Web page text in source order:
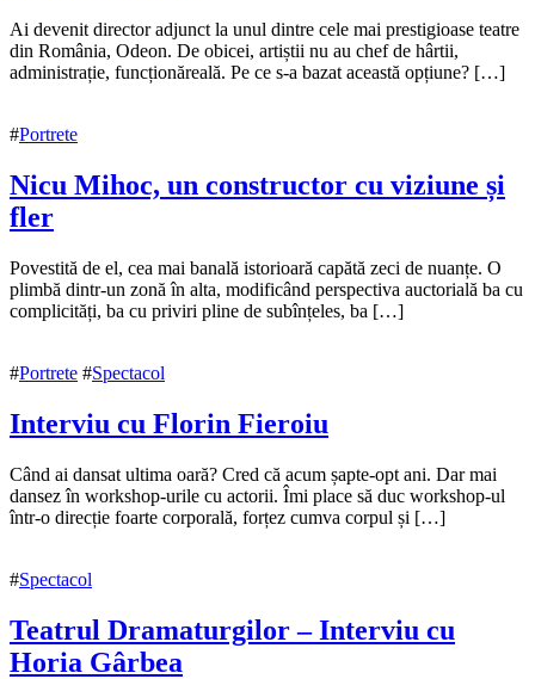
4
noiembrie
20196
Ai devenit director adjunct la unul dintre cele mai prestigioase teatre
din România, Odeon. De obicei, artiștii nu au chef de hârtii,
administrație, funcționăreală. Pe ce s-a bazat această opțiune? […]
#Portrete
Nicu Mihoc, un constructor cu viziune și
fler
15
noiembrie
201810
Povestită de el, cea mai banală istorioară capătă zeci de nuanțe. O
plimbă dintr-un zonă în alta, modificând perspectiva auctorială ba cu
complicități, ba cu priviri pline de subînțeles, ba […]
#Portrete #Spectacol
Interviu cu Florin Fieroiu
11
noiembrie
201811
Când ai dansat ultima oară? Cred că acum șapte-opt ani. Dar mai
dansez în workshop-urile cu actorii. Îmi place să duc workshop-ul
într-o direcție foarte corporală, forțez cumva corpul și […]
#Spectacol
Teatrul Dramaturgilor – Interviu cu
Horia Gârbea